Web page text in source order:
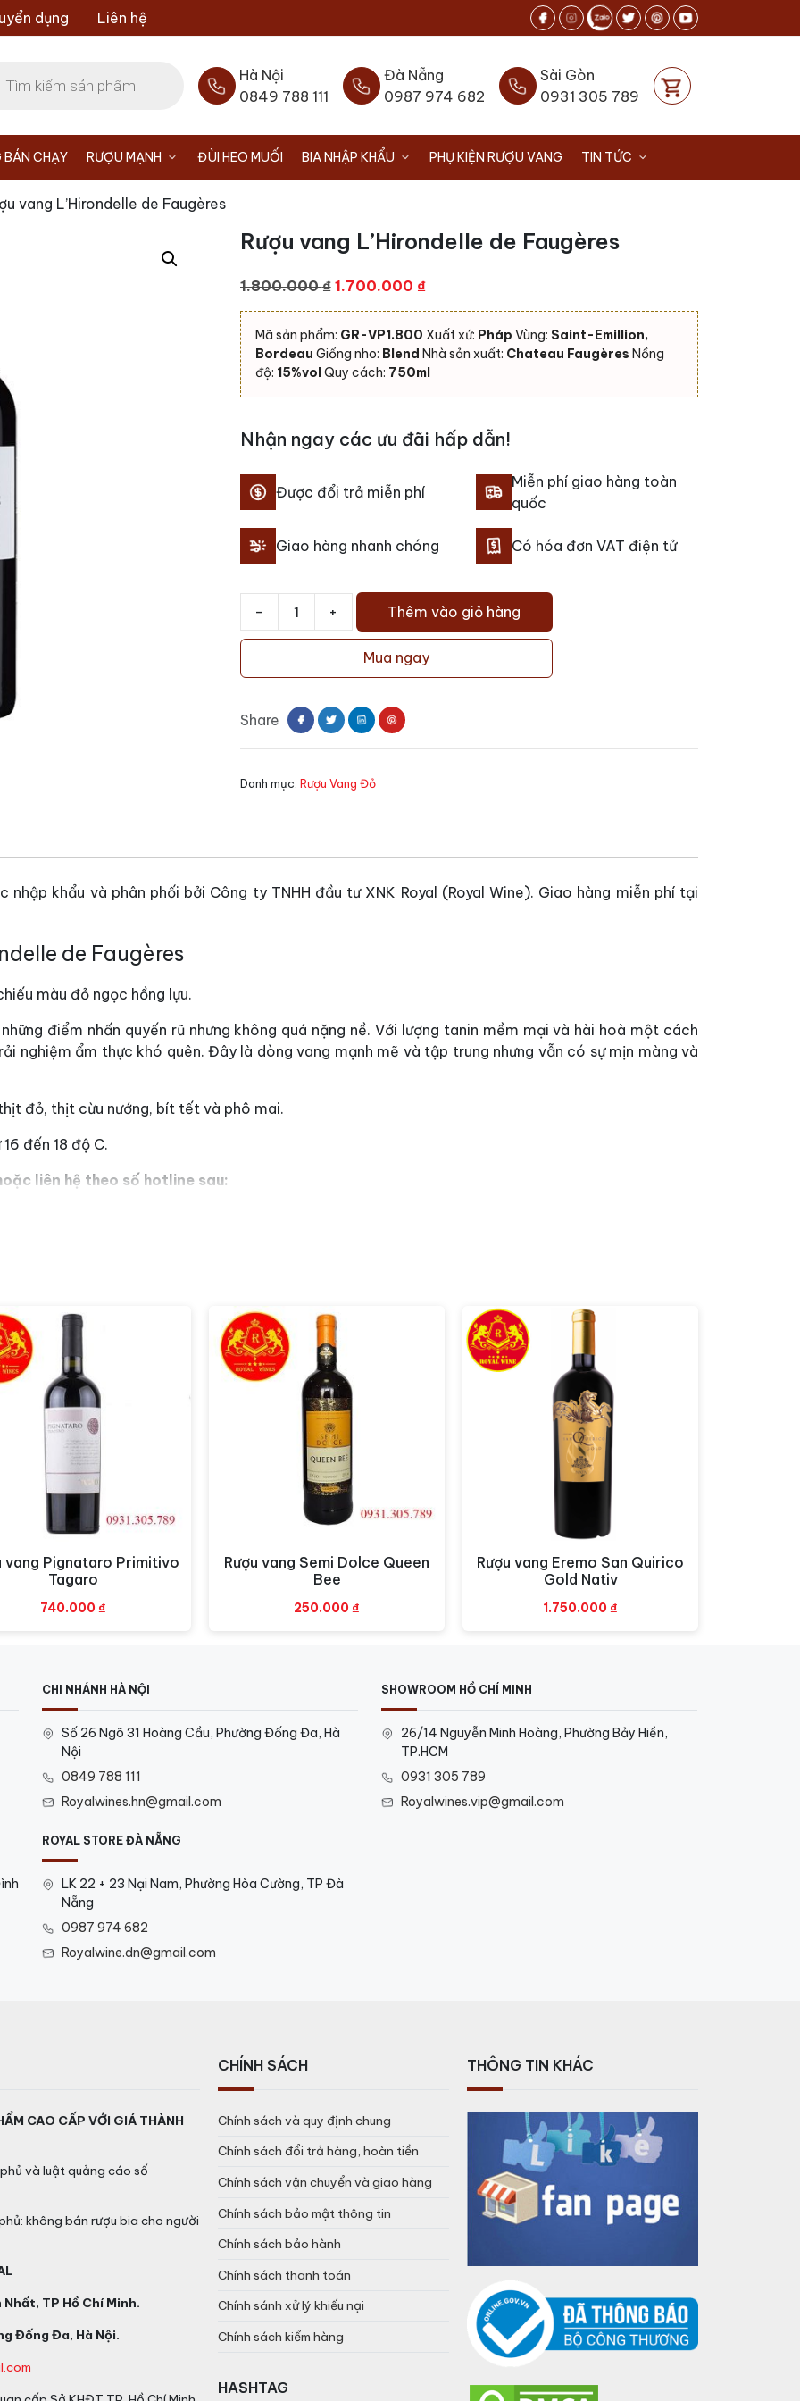
dụng Liên hệ
Hà Nội
0849 788 111
Đà Nẵng
0987 974 682
Sài Gòn
0931 305 789
BÁN CHẠY RƯỢU MẠNH ĐÙI HEO MUỐI BIA NHẬP KHẨU PHỤ KIỆN RƯỢU VANG TIN TỨC
vang L’Hirondelle de Faugères
Rượu vang L’Hirondelle de Faugères
1.800.000₫ Giá
gốc
là:
1.800.000 ₫.
1.700.000 ₫Giá
hiện
tại
là:
1.700.000 ₫.
Mã sản phẩm: GR-VP1.800 Xuất xứ: Pháp Vùng: Saint-Emillion,
Bordeau Giống nho: Blend Nhà sản xuất: Chateau Faugères Nồng
độ: 15%volQuy cách: 750ml
Nhận ngay các ưu đãi hấp dẫn!
Được đổi trả miễn phí
Miễn phí giao hàng toàn
quốc
Giao hàng nhanh chóng Có hóa đơn VAT điện tử
-
vang
Faugères
số
lượng
+ Thêm vào giỏ hàng
Mua ngay
Share
Danh mục: Rượu Vang Đỏ
nhập khẩu và phân phối bởi Công ty TNHH đầu tư XNK Royal (Royal Wine). Giao hàng miễn phí tại
de Faugères
màu đỏ ngọc hồng lựu.
điểm nhấn quyến rũ nhưng không quá nặng nề. Với lượng tanin mềm mại và hài hoà một cách
nghiệm ẩm thực khó quên. Đây là dòng vang mạnh mẽ và tập trung nhưng vẫn có sự mịn màng và
đỏ, thịt cừu nướng, bít tết và phô mai.
đến 18 độ C.
liên hệ theo số hotline sau:
Tân Bình
Xem nhanh
vang Pignataro Primitivo
Tagaro
740.000 ₫
Xem nhanh
Rượu vang Semi Dolce Queen
Bee
250.000 ₫
Xem nhanh
Rượu vang Eremo San Quirico
Gold Nativ
1.750.000 ₫
CHI NHÁNH HÀ NỘI
Số 26 Ngõ 31 Hoàng Cầu, Phường Đống Đa, Hà
Nội
0849 788 111
Royalwines.hn@gmail.com
SHOWROOM HỒ CHÍ MINH
26/14 Nguyễn Minh Hoàng, Phường Bảy Hiền,
TP.HCM
0931 305 789
Royalwines.vip@gmail.com
ROYAL STORE ĐÀ NẴNG
LK 22 + 23 Nại Nam, Phường Hòa Cường, TP Đà
Nẵng
0987 974 682
Royalwine.dn@gmail.com
CAO CẤP VỚI GIÁ THÀNH
và luật quảng cáo số
không bán rượu bia cho người
TP Hồ Chí Minh.
Đống Đa, Hà Nội.
CHÍNH SÁCH
Chính sách và quy định chung
Chính sách đổi trả hàng, hoàn tiền
Chính sách vận chuyển và giao hàng
Chính sách bảo mật thông tin
Chính sách bảo hành
Chính sách thanh toán
Chính sánh xử lý khiếu nại
Chính sách kiểm hàng
HASHTAG
THÔNG TIN KHÁC